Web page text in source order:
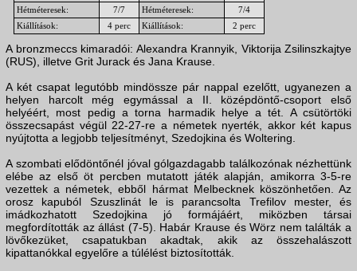
Hétméteresek: 7/7 Hétméteresek:
7/4
Kiállítások:
4 perc Kiállítások: 2 perc
A bronzmeccs kimaradói: Alexandra Krannyik, Viktorija Zsilinszkajtye
(RUS), illetve Grit Jurack és Jana Krause.
A két csapat legutóbb mindössze pár nappal ezelőtt, ugyanezen a
helyen harcolt még egymással a II. középdöntő-csoport első
helyéért, most pedig a torna harmadik helye a tét. A csütörtöki
összecsapást végül 22-27-re a németek nyerték, akkor két kapus
nyújtotta a legjobb teljesítményt, Szedojkina és Woltering.
A szombati elődöntőnél jóval gólgazdagabb találkozónak nézhettünk
elébe az első öt percben mutatott játék alapján, amikorra 3-5-re
vezettek a németek, ebből hármat Melbecknek köszönhetően. Az
orosz kapuból Szuszlinát le is parancsolta Trefilov mester, és
imádkozhatott Szedojkina jó formájáért, miközben társai
megfordították az állást (7-5). Habár Krause és Wörz nem találták a
lövőkezüket, csapatukban akadtak, akik az összehalászott
kipattanókkal egyelőre a túlélést biztosították.